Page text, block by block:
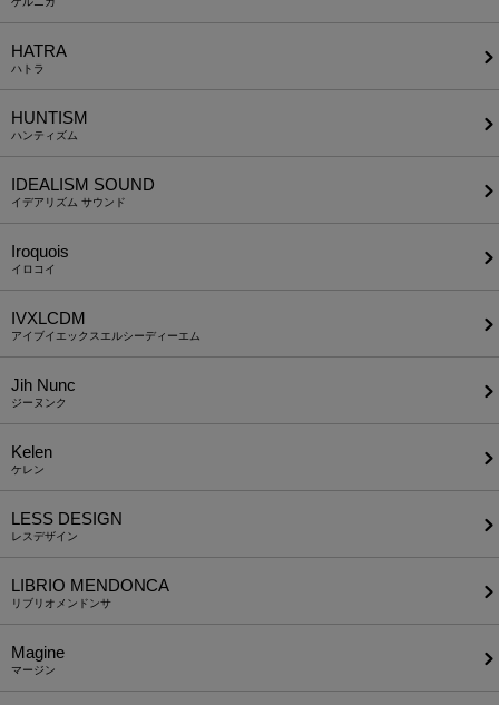
HATRA
ハトラ
HUNTISM
ハンティズム
IDEALISM SOUND
イデアリズム サウンド
Iroquois
イロコイ
IVXLCDM
アイブイエックスエルシーディーエム
Jih Nunc
ジーヌンク
Kelen
ケレン
LESS DESIGN
レスデザイン
LIBRIO MENDONCA
リブリオメンドンサ
Magine
マージン